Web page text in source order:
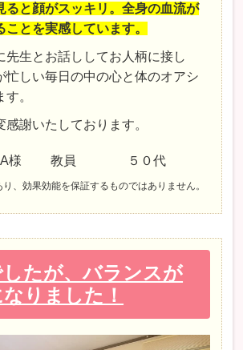
ると顔がスッキリ。全身の血流が
ことを実感しています。
先生とお話ししてお人柄に接し
忙しい毎日の中の心と体のオアシ
。
感謝いたしております。
様 教員 ５０代
、効果効能を保証するものではありません。
たが、バランスが
りました！